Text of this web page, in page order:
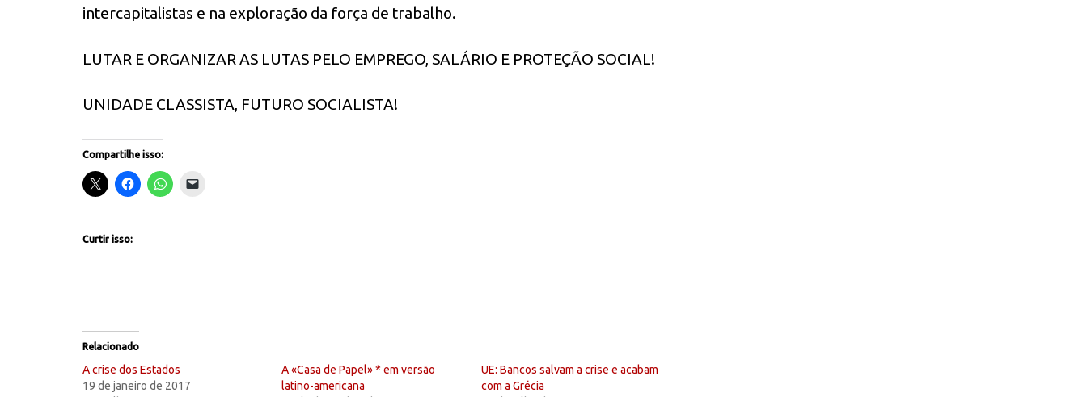
intercapitalistas e na exploração da força de trabalho.
LUTAR E ORGANIZAR AS LUTAS PELO EMPREGO, SALÁRIO E PROTEÇÃO SOCIAL!
UNIDADE CLASSISTA, FUTURO SOCIALISTA!
Compartilhe isso:
Curtir isso:
Relacionado
A crise dos Estados
19 de janeiro de 2017
A «Casa de Papel» * em versão
latino-americana
UE: Bancos salvam a crise e acabam
com a Grécia